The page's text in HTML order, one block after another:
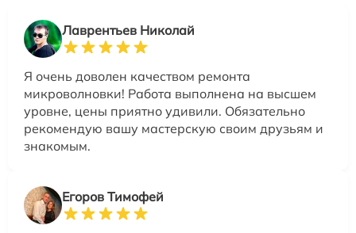
Лаврентьев Николай
Я очень доволен качеством ремонта
микроволновки! Работа выполнена на высшем
уровне, цены приятно удивили. Обязательно
рекомендую вашу мастерскую своим друзьям и
знакомым.
Егоров Тимофей